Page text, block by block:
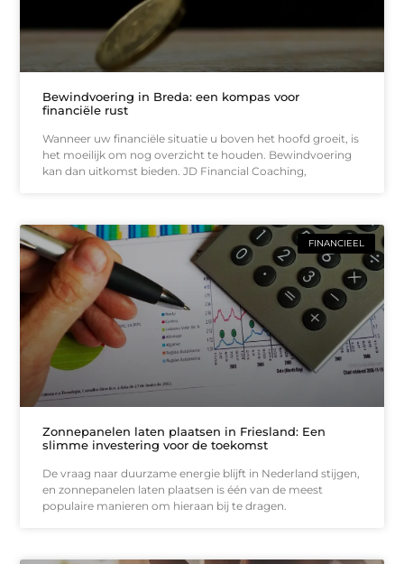
Bewindvoering in Breda: een kompas voor
financiële rust
Wanneer uw financiële situatie u boven het hoofd groeit, is
het moeilijk om nog overzicht te houden. Bewindvoering
kan dan uitkomst bieden. JD Financial Coaching,
FINANCIEEL
Zonnepanelen laten plaatsen in Friesland: Een
slimme investering voor de toekomst
De vraag naar duurzame energie blijft in Nederland stijgen,
en zonnepanelen laten plaatsen is één van de meest
populaire manieren om hieraan bij te dragen.